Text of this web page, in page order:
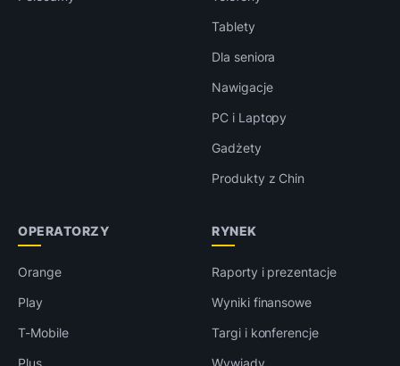
Tablety
Dla seniora
Nawigacje
PC i Laptopy
Gadżety
Produkty z Chin
OPERATORZY
Orange
Play
T-Mobile
RYNEK
Raporty i prezentacje
Wyniki finansowe
Targi i konferencje